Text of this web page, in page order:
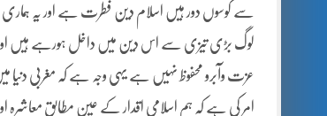
سے کوسوں دور ہیں اسلام دین فطرت ہے اور یہ ہماری
لوگ بڑی تیزی سے اس دین میں داخل ہورہے ہیں اور
عزت وآبرو محفوظ نہیں ہے یہی وجہ ہے کہ مغربی
امر کی ہے کہ ہم اسلامی اقدار کے عین مطابق معاشرہ